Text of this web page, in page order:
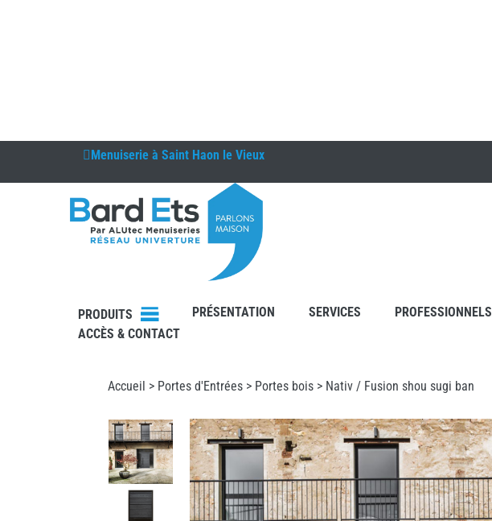
Menuiserie à Saint Haon le Vieux
PRODUITS PRÉSENTATION SERVICES PROFESSIONNELS
ACCÈS & CONTACT
Accueil > Portes d'Entrées > Portes bois > Nativ / Fusion shou sugi ban